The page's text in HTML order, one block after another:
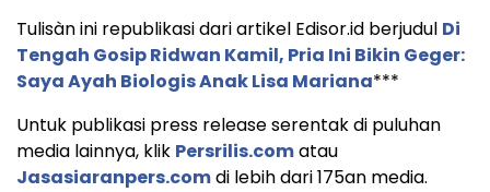
Tulisàn ini republikasi dari artikel Edisor.id berjudul Di
Tengah Gosip Ridwan Kamil, Pria Ini Bikin Geger:
Saya Ayah Biologis Anak Lisa Mariana***
Untuk publikasi press release serentak di puluhan
media lainnya, klik Persrilis.comatau
Jasasiaranpers.comdi lebih dari 175an media.